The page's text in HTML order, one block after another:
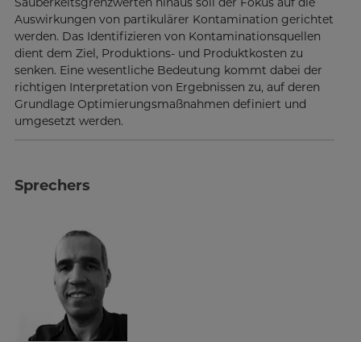
Auswirkungen von partikulärer Kontamination gerichtet
werden. Das Identifizieren von Kontaminationsquellen
dient dem Ziel, Produktions- und Produktkosten zu
senken. Eine wesentliche Bedeutung kommt dabei der
richtigen Interpretation von Ergebnissen zu, auf deren
Grundlage Optimierungsmaßnahmen definiert und
umgesetzt werden.
Sprechers